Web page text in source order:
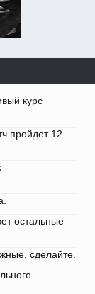
курс
пройдет 12
остальные
сделайте.